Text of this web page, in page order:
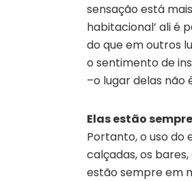
sensação está
habitacional’ ali é
do que em outros
o sentimento de
–o lugar delas não
Elas estão
Portanto, o uso do
calçadas, os
estão sempre em